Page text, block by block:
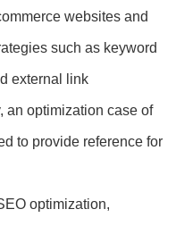
websites and
such as keyword
external link
an optimization case of
to provide reference for
optimization,